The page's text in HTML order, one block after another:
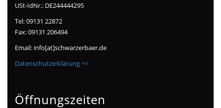
USt-IdNr.: DE244444295
Tel: 09131 22872
Fax: 09131 206494
Email: info[at]schwarzerbaer.de
Datenschutzerklärung <<
Öffnungszeiten